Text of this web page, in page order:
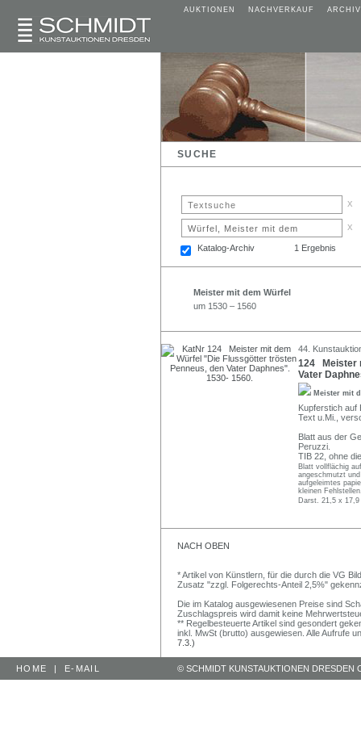
AUKTIONEN NACHVERKAUF ARCHIV
SUCHE
x
x
Katalog-Archiv 1 Ergebnis
Meister mit dem Würfel
um 1530 – 1560
44.
124 Meister
Vater
Meister mit
Kupferstich auf
Text u.Mi.,
Blatt aus der
Peruzzi.
TIB 22, ohne
Blatt vollflächig
angeschmutzt
aufgeleimtes
kleinen
Darst. 21,5 x
NACH OBEN
* Artikel von Künstlern, für die durch die VG
Zusatz "zzgl. Folgerechts-Anteil 2,5%"
Die im Katalog ausgewiesenen Preise sind
Zuschlagspreis wird damit keine
** Regelbesteuerte Artikel sind gesondert
inkl. MwSt (brutto) ausgewiesen. Alle Aufrufe
7.3.)
HOME | E-MAIL © SCHMIDT KUNSTAUKTIONEN DRESDEN